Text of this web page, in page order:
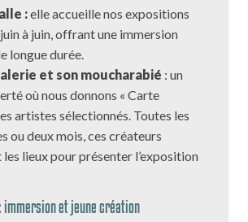
:elle accueille nos expositions
à juin, offrant une immersion
longue durée.
et son moucharabié : un
où nous donnons « Carte
artistes sélectionnés. Toutes les
ou deux mois, ces créateurs
les lieux pour présenter l’exposition
et jeune création